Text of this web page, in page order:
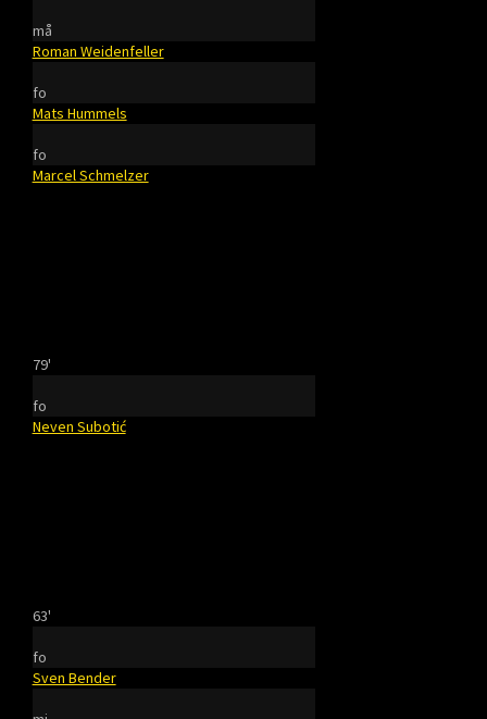
må
Roman Weidenfeller
fo
Mats Hummels
fo
Marcel Schmelzer
79'
fo
Neven Subotić
63'
fo
Sven Bender